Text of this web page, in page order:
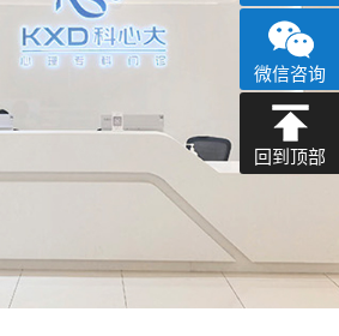
微信咨询
回到顶部